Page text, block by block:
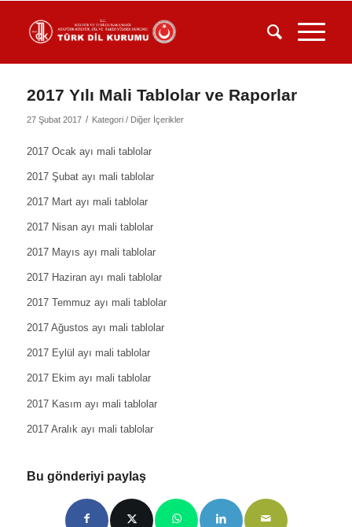
2017 Yılı Mali Tablolar ve Raporlar
27 Şubat 2017 / Kategori / Diğer İçerikler
2017 Ocak ayı mali tablolar
2017 Şubat ayı mali tablolar
2017 Mart ayı mali tablolar
2017 Nisan ayı mali tablolar
2017 Mayıs ayı mali tablolar
2017 Haziran ayı mali tablolar
2017 Temmuz ayı mali tablolar
2017 Ağustos ayı mali tablolar
2017 Eylül ayı mali tablolar
2017 Ekim ayı mali tablolar
2017 Kasım ayı mali tablolar
2017 Aralık ayı mali tablolar
Bu gönderiyi paylaş